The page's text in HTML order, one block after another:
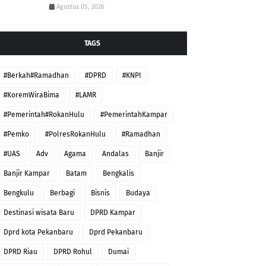
Agustus 05, 2026
TAGS
#Berkah#Ramadhan #DPRD #KNPI
#KoremWiraBima #LAMR
#Pemerintah#RokanHulu #PemerintahKampar
#Pemko #PolresRokanHulu #Ramadhan
#UAS Adv Agama Andalas Banjir
Banjir Kampar Batam Bengkalis
Bengkulu Berbagi Bisnis Budaya
Destinasi wisata Baru DPRD Kampar
Dprd kota Pekanbaru Dprd Pekanbaru
DPRD Riau DPRD Rohul Dumai